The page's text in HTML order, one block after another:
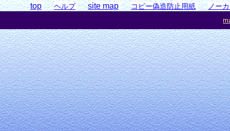
top ヘルプ site map コピー偽造防止用紙 ノー